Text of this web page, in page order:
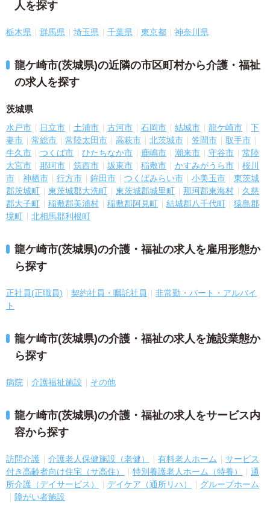
人を探す
栃木県 群馬県 埼玉県 千葉県 東京都 神奈川県
龍ケ崎市(茨城県)の近隣の市区町村から介護・福祉
の求人を探す
茨城県
水戸市 日立市 土浦市 古河市 石岡市 結城市 龍ケ崎市
下
妻市
常総市 常陸太田市 高萩市 北茨城市 笠間市
取手市
牛久市
つくば市 ひたちなか市 鹿嶋市 潮来市 守谷市
常陸
大宮市
那珂市 筑西市 坂東市 稲敷市 かすみがうら市
桜川
市
神栖市 行方市 鉾田市 つくばみらい市 小美玉市
東茨城
郡茨城町
東茨城郡大洗町 東茨城郡城里町 那珂郡東海村
久慈
郡大子町
稲敷郡美浦村 稲敷郡阿見町 結城郡八千代町
猿島郡
境町
北相馬郡利根町
龍ケ崎市(茨城県)の介護・福祉の求人を雇用形態か
ら探す
正社員(正職員) 契約社員・嘱託社員
非常勤・パート・アルバイ
ト
龍ケ崎市(茨城県)の介護・福祉の求人を施設業態か
ら探す
病院 介護福祉施設 その他
龍ケ崎市(茨城県)の介護・福祉の求人をサービス内
容から探す
訪問介護 介護老人保健施設（老健） 有料老人ホーム
サービス
付き高齢者向け住宅（サ高住）
特別養護老人ホーム（特養）
通
所介護（デイサービス）
デイケア（通所リハ）
グループホーム
障がい者施設